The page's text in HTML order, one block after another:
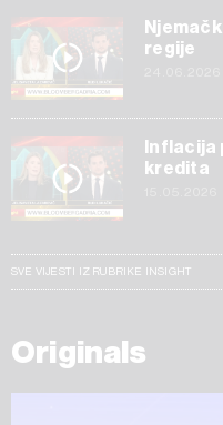
regije
Inflacija
kredita
SVE VIJESTI IZ RUBRIKE INSIGHT
Originals